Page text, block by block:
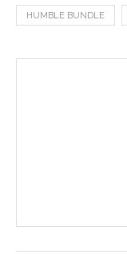
HUMBLE BUNDLE